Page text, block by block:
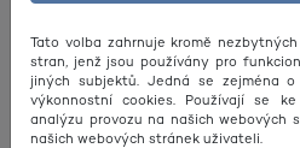
Tato volba zahrnuje kromě
stran, jenž jsou používány pro
jiných subjektů. Jedná se zejména
výkonnostní cookies. Používají se
analýzu provozu na našich webových
našich webových stránek uživateli.